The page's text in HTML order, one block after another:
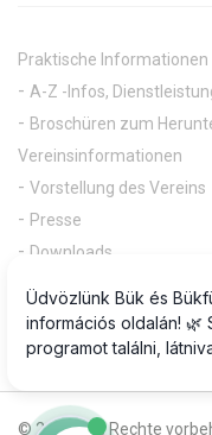
Praktische Informationen
A-Z -Infos,
Broschüren zum
Vereinsinformationen
Vorstellung des Vereins
Presse
Downloads
Pályázatok
© 2018 Alle Rechte